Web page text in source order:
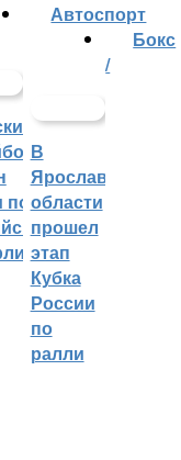
покинет
Автоспорт
В
Ярославской
области
прошел
этап
Кубка
России
по
ралли
Бокс
/